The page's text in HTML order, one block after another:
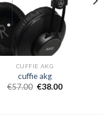
CUFFIE AKG
cuffie akg
€57.00 €38.00